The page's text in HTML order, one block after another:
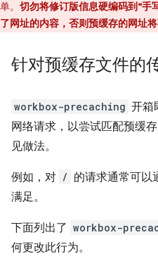
单。 切勿将修订版信息硬编码到“手
了网址的内容，否则预缓存的网址
针对预缓存文件的
workbox-precaching 开箱
网络请求，以尝试匹配预缓
见做法。
例如，对 / 的请求通常可以
满足。
下面列出了 workbox-
何更改此行为。